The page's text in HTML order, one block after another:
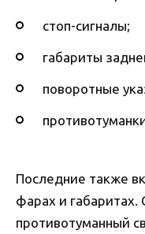
стоп-сигналы;
габариты
поворотные
Последние также
фарах и габаритах.
противотуманный